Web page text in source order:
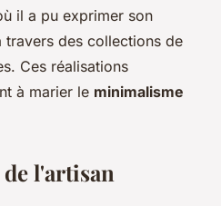
il a pu exprimer son
travers des collections de
Ces réalisations
à marier le minimalisme
l'artisan